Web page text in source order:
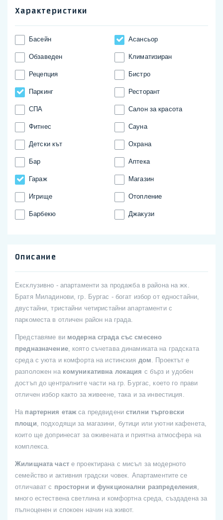
Характеристики
Басейн Асансьор
Обзаведен Климатизиран
Рецепция Бистро
Паркинг Ресторант
СПА Салон за красота
Фитнес Сауна
Детски кът Охрана
Бар Аптека
Гараж Магазин
Игрище Отопление
Барбекю Джакузи
Описание
Ексклузивно - апартаменти за продажба в района на жк.
Братя Миладинови, гр. Бургас - богат избор от едностайни,
двустайни, тристайни четиристайни апартаменти с
паркоместа в отличен район на града.
Представяме ви модерна сграда със смесено
предназначение, която съчетава динамиката на градската
среда с уюта и комфорта на истинския дом. Проектът е
разположен на комуникативна локация с бърз и удобен
достъп до централните части на гр. Бургас, което го прави
отличен избор както за живеене, така и за инвестиция.
На партерния етаж са предвидени стилни търговски
площи, подходящи за магазини, бутици или уютни кафенета,
които ще допринесат за оживената и приятна атмосфера на
комплекса.
Жилищната часте проектирана с мисъл за модерното
семейство и активния градски човек. Апартаментите се
отличават с просторни и функционални разпределения,
много естествена светлина и комфортна среда, създадена за
пълноценен и спокоен начин на живот.